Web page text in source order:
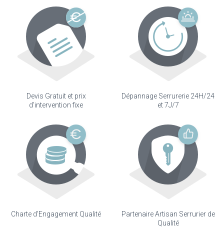
Devis Gratuit et prix
d'intervention fixe
Dépannage Serrurerie 24H/24
et 7J/7
Charte d'Engagement Qualité
Partenaire Artisan Serrurier de
Qualité